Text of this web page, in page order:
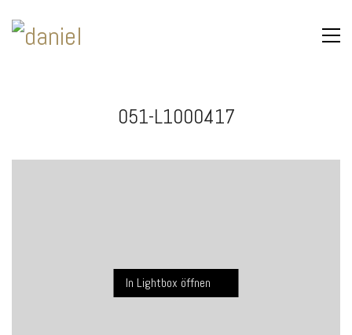
051-L1000417
In Lightbox öffnen